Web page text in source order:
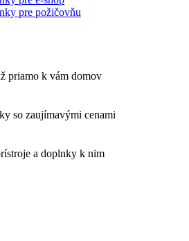
pre požičovňu
priamo k vám domov
so zaujímavými cenami
a doplnky k nim